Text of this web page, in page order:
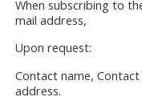
When subscribing to
mail address,
Upon request:
Contact name,
address.